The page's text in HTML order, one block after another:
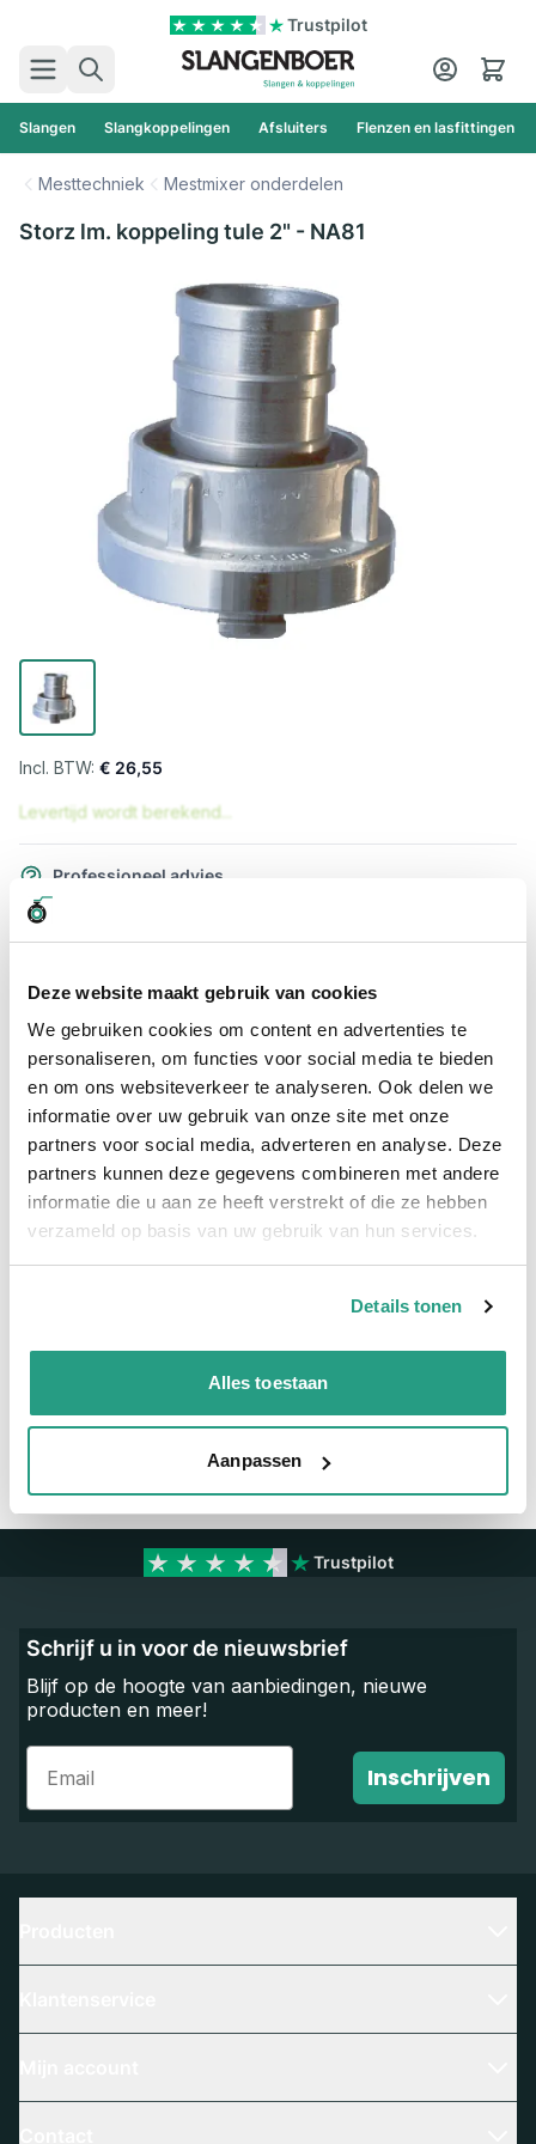
Deze website maakt gebruik van cookies
We gebruiken cookies om content en advertenties te
personaliseren, om functies voor social media te bieden
en om ons websiteverkeer te analyseren. Ook delen we
informatie over uw gebruik van onze site met onze
partners voor social media, adverteren en analyse. Deze
partners kunnen deze gegevens combineren met andere
informatie die u aan ze heeft verstrekt of die ze hebben
verzameld op basis van uw gebruik van hun services.
Details tonen
Alles toestaan
Aanpassen
Trustpilot
Zoek
Cart
Slangen Slangkoppelingen Afsluiters Flenzen en lasfittingen
Mesttechniek Mestmixer onderdelen
Storz lm. koppeling tule 2" - NA81
€ 26,55
Levertijd wordt berekend...
Professioneel advies
Hoge klantbeoordelingen: 9/10
Snel naar
Meer informatie
Meer informatie
Maatvoering koppeling
Materiaal Aluminium
Trustpilot
Schrijf u in voor de nieuwsbrief
Blijf op de hoogte van aanbiedingen, nieuwe
producten en meer!
Email
Inschrijven